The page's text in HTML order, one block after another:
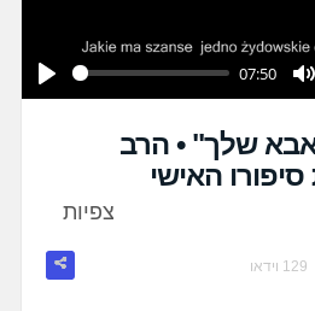
Play
07:50
Mute
שלך" • הרב
האישי
צפיות
129 וידאו